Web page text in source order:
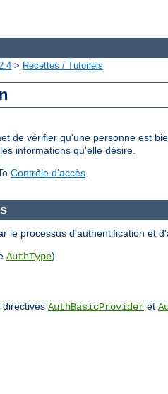
> Recettes / Tutoriels
de vérifier qu'une personne est
informations qu'elle désire.
Contrôle d'accès.
le processus d'authentification et
AuthType)
directives AuthBasicProvider et